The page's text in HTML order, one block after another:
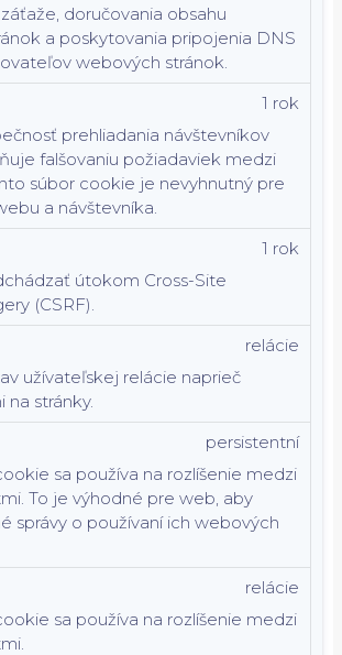
doručovania obsahu
a poskytovania pripojenia DNS
webových stránok.
prehliadania návštevníkov
falšovaniu požiadaviek medzi
súbor cookie je nevyhnutný pre
a návštevníka.
1 rok
útokom Cross-Site
(CSRF).
1 rok
užívateľskej relácie naprieč
na stránky.
relácie
sa používa na rozlíšenie medzi
To je výhodné pre web, aby
správy o používaní ich webových
persistentní
sa používa na rozlíšenie medzi
relácie